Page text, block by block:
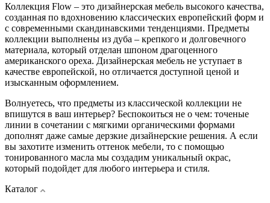
Коллекция Flow – это дизайнерская мебель высокого качества,
созданная по вдохновению классических европейский форм и
с современными скандинавскими тенденциями. Предметы
коллекции выполнены из дуба – крепкого и долговечного
материала, который отделан шпоном драгоценного
американского ореха. Дизайнерская мебель не уступает в
качестве европейской, но отличается доступной ценой и
изысканным оформлением.
Волнуетесь, что предметы из классической коллекции не
впишутся в ваш интерьер? Беспокоиться не о чем: точеные
линии в сочетании с мягкими органическими формами
дополнят даже самые дерзкие дизайнерские решения. А если
вы захотите изменить оттенок мебели, то с помощью
тонированного масла мы создадим уникальный окрас,
который подойдет для любого интерьера и стиля.
Каталог